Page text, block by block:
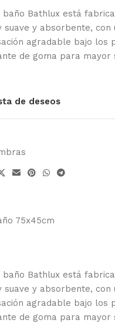
Bathlux está
suave y absorbente, con
agradable bajo los
de goma para mayor
de deseos
75x45cm
Bathlux está
suave y absorbente, con
agradable bajo los
de goma para mayor